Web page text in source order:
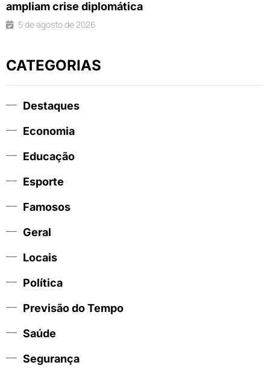
ampliam crise diplomática
5 de agosto de 2026
CATEGORIAS
Destaques
Economia
Educação
Esporte
Famosos
Geral
Locais
Política
Previsão do Tempo
Saúde
Segurança